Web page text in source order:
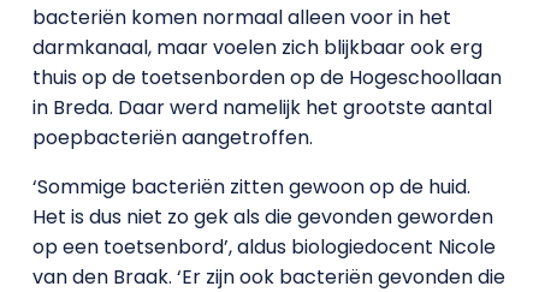
bacteriën komen normaal alleen voor in het
darmkanaal, maar voelen zich blijkbaar ook erg
thuis op de toetsenborden op de Hogeschoollaan
in Breda. Daar werd namelijk het grootste aantal
poepbacteriën aangetroffen.
‘Sommige bacteriën zitten gewoon op de huid.
Het is dus niet zo gek als die gevonden geworden
op een toetsenbord’, aldus biologiedocent Nicole
van den Braak. ‘Er zijn ook bacteriën gevonden die